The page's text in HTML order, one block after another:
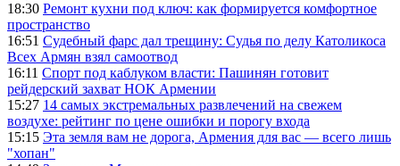
18:30 Ремонт кухни под ключ: как формируется комфортное
пространство
16:51 Судебный фарс дал трещину: Судья по делу Католикоса
Всех Армян взял самоотвод
16:11 Спорт под каблуком власти: Пашинян готовит
рейдерский захват НОК Армении
15:27 14 самых экстремальных развлечений на свежем
воздухе: рейтинг по цене ошибки и порогу входа
15:15 Эта земля вам не дорога, Армения для вас — всего лишь
"хопан"